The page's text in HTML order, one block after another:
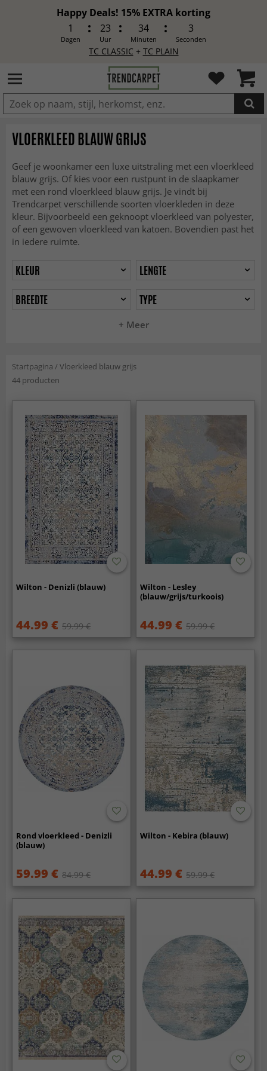
Happy Deals! 15% EXTRA korting
1
Dagen
23
Uur
34
Minuten
1
Seconden
TC CLASSIC + TC PLAIN
IN DE WINKELWAGEN GELEGD
VLOERKLEED BLAUW GRIJS
Geef je woonkamer een luxe uitstraling met een vloerkleed
blauw grijs. Of kies voor een rustpunt in de slaapkamer
met een rond vloerkleed blauw grijs. Je vindt bij
Trendcarpet verschillende soorten vloerkleden in deze
kleur. Bijvoorbeeld een geknoopt vloerkleed van polyester,
of een gewoven vloerkleed van katoen. Bovendien past het
in iedere ruimte.
+ Meer
KLEUR
LENGTE
BREEDTE
TYPE
Startpagina /Vloerkleed blauw grijs
44 producten
Wilton - Denizli (blauw)
44.99 € 59.99 €
Wilton - Lesley
(blauw/grijs/turkoois)
44.99 € 59.99 €
Rond vloerkleed - Denizli
(blauw)
59.99 € 84.99 €
Wilton - Kebira (blauw)
44.99 € 59.99 €